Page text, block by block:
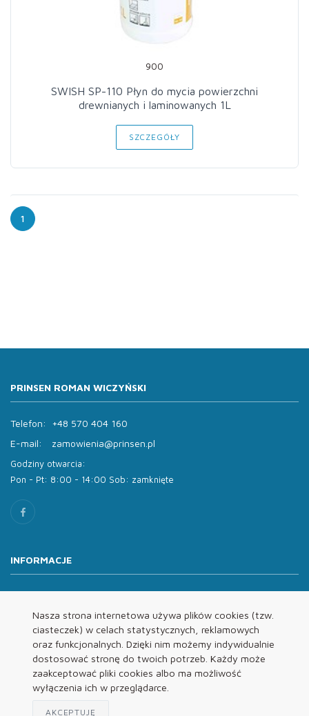
Nasza strona internetowa używa plików cookies (tzw.
ciasteczek) w celach statystycznych, reklamowych
oraz funkcjonalnych. Dzięki nim możemy indywidualnie
dostosować stronę do twoich potrzeb. Każdy może
zaakceptować pliki cookies albo ma możliwość
wyłączenia ich w przeglądarce.
AKCEPTUJĘ
900
SWISH SP-110 Płyn do mycia powierzchni
drewnianych i laminowanych 1L
SZCZEGÓŁY
1
PRINSEN ROMAN WICZYŃSKI
Telefon:
+48 570 404 160
E-mail:
zamowienia@prinsen.pl
Godziny otwarcia:
Pon - Pt: 8:00 - 14:00 Sob: zamknięte
INFORMACJE
Oferta
Kontakt
REGULAMINY
Regulamin
Polityka Prywatności